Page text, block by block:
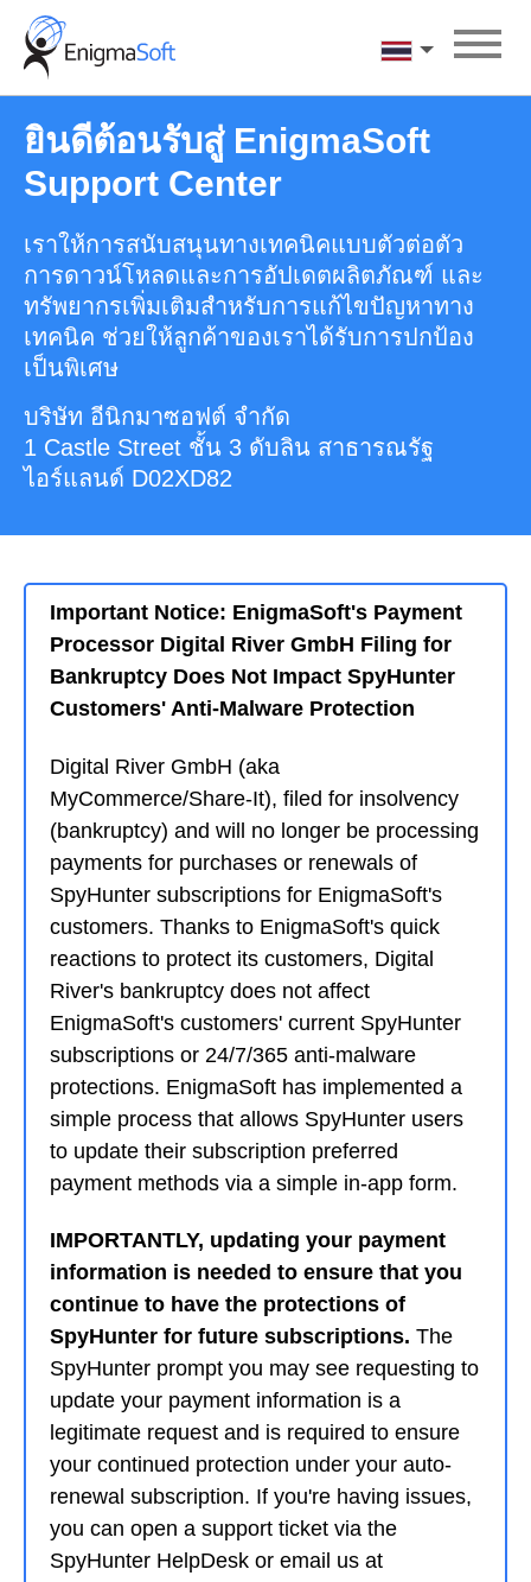
Skip
content
ภาษาไทย
ยินดีต้อนรับสู่ EnigmaSoft
Support Center
เราให้การสนับสนุนทางเทคนิคแบบตัวต่อตัว
การดาวน์โหลดและการอัปเดตผลิตภัณฑ์ และ
ทรัพยากรเพิ่มเติมสำหรับการแก้ไขปัญหาทาง
เทคนิค ช่วยให้ลูกค้าของเราได้รับการปกป้อง
เป็นพิเศษ
บริษัท อีนิกมาซอฟต์ จำกัด
1 Castle Street ชั้น 3 ดับลิน สาธารณรัฐ
ไอร์แลนด์ D02XD82
Important Notice: EnigmaSoft's Payment
Processor Digital River GmbH Filing for
Bankruptcy Does Not Impact SpyHunter
Customers' Anti-Malware Protection
Digital River GmbH (aka
MyCommerce/Share-It), filed for insolvency
(bankruptcy) and will no longer be processing
payments for purchases or renewals of
SpyHunter subscriptions for EnigmaSoft's
customers. Thanks to EnigmaSoft's quick
reactions to protect its customers, Digital
River's bankruptcy does not affect
EnigmaSoft's customers' current SpyHunter
subscriptions or 24/7/365 anti-malware
protections. EnigmaSoft has implemented a
simple process that allows SpyHunter users
to update their subscription preferred
payment methods via a simple in-app form.
IMPORTANTLY, updating your payment
information is needed to ensure that you
continue to have the protections of
SpyHunter for future subscriptions. The
SpyHunter prompt you may see requesting to
update your payment information is a
legitimate request and is required to ensure
your continued protection under your auto-
renewal subscription. If you're having issues,
you can open a support ticket via the
SpyHunter HelpDesk or email us at